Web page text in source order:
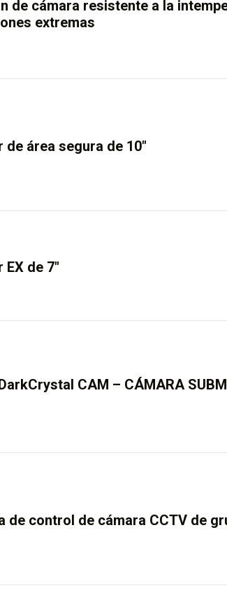
de cámara resistente a la
extremas
de área segura de 10″
de 7″
CAM – CÁMARA
de control de cámara CCTV de